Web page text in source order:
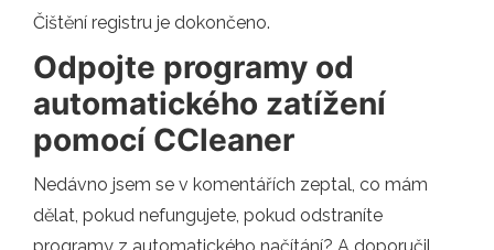
Čištění registru je dokončeno.
Odpojte programy od
automatického zatížení
pomocí CCleaner
Nedávno jsem se v komentářích zeptal, co mám
dělat, pokud nefungujete, pokud odstraníte